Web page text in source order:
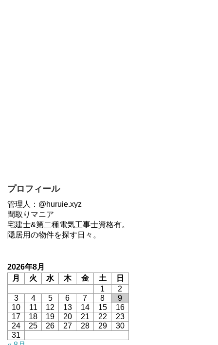
プロフィール
管理人：@huruie.xyz
間取りマニア
宅建士&第二種電気工事士資格有。
隠居用の物件を探す日々。
2026年8月
月
火 水 木 金 土
日
1
2
3
4 5 6 7 8
9
10
11 12 13 14 15
16
17
18 19 20 21 22
23
24
25 26 27 28 29
30
31